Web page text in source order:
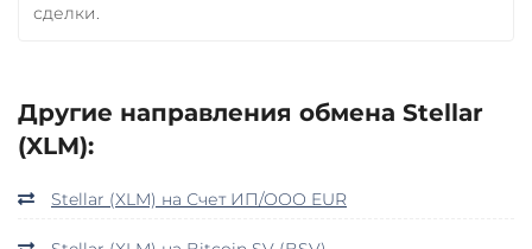
сделки.
Другие направления обмена Stellar
(XLM):
Stellar (XLM) на Счет ИП/ООО EUR